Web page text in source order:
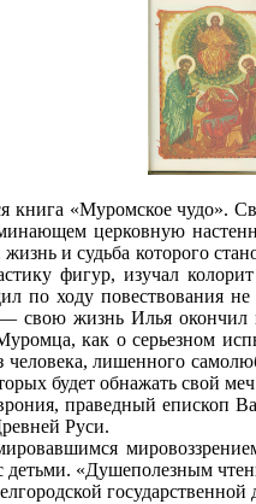
книга «Муромское чудо».
церковную
и судьба которого
фигур, изучал
по ходу повествования
— свою жизнь Илья
как о серьезном
человека, лишенного
будет обнажать свой
праведный епископ
Руси.
детьми. «Душеполезным
государственной